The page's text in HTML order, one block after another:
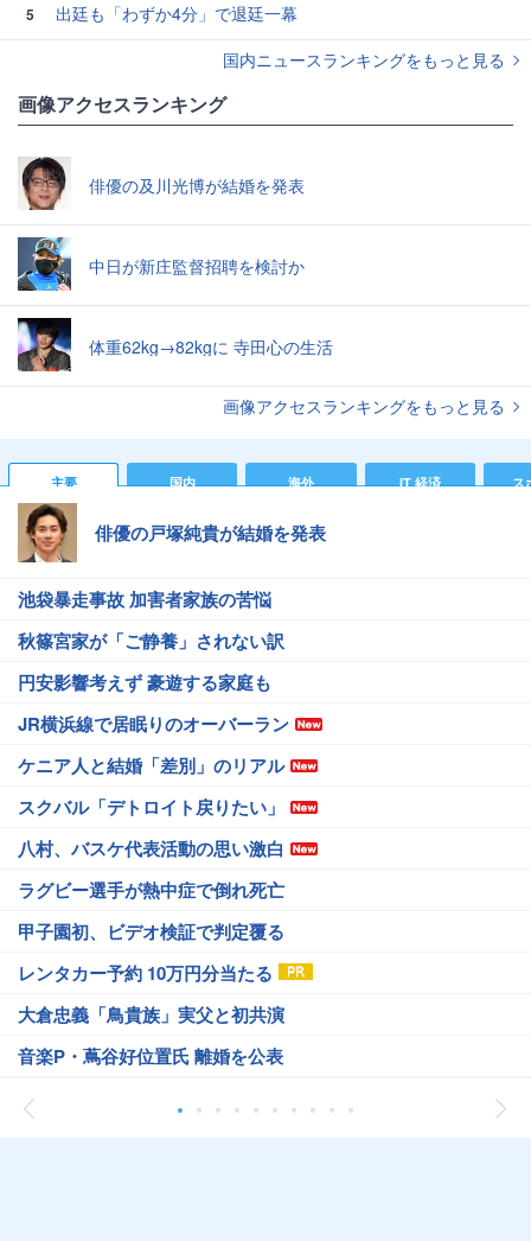
5
出廷も「わずか4分」で退廷一幕
国内ニュースランキングをもっと見る
画像アクセスランキング
俳優の及川光博が結婚を発表
中日が新庄監督招聘を検討か
体重62kg→82kgに 寺田心の生活
画像アクセスランキングをもっと見る
主要 国内 海外 IT 経済 ス
俳優の戸塚純貴が結婚を発表
池袋暴走事故 加害者家族の苦悩
秋篠宮家が「ご静養」されない訳
円安影響考えず 豪遊する家庭も
JR横浜線で居眠りのオーバーラン
ケニア人と結婚「差別」のリアル
スクバル「デトロイト戻りたい」
八村、バスケ代表活動の思い激白
ラグビー選手が熱中症で倒れ死亡
甲子園初、ビデオ検証で判定覆る
レンタカー予約 10万円分当たる
大倉忠義「鳥貴族」実父と初共演
音楽P・蔦谷好位置氏 離婚を公表